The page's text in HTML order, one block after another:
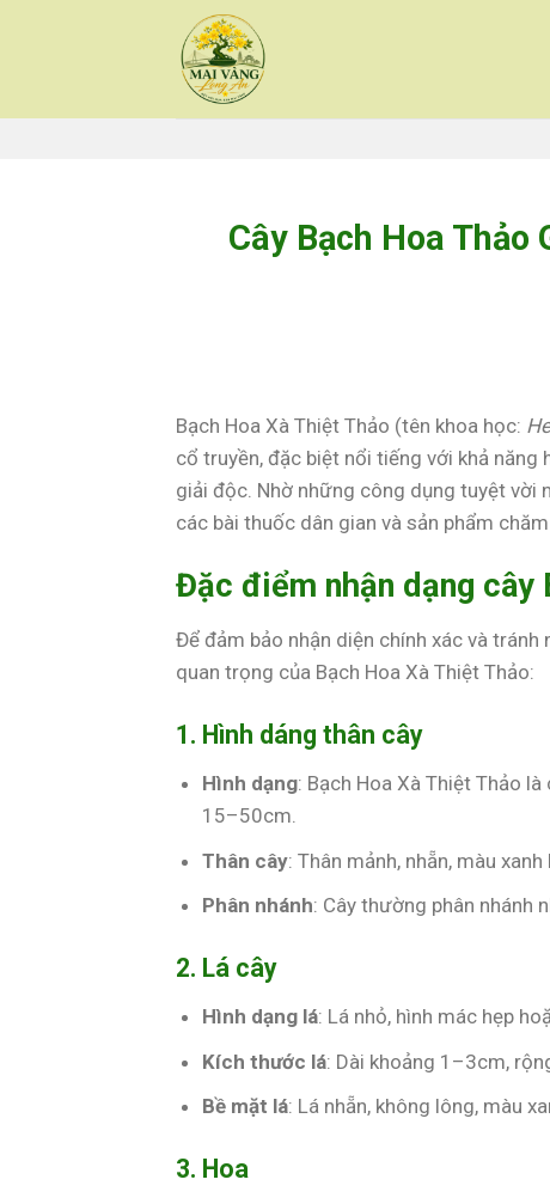
Cây Bạch Hoa
Bạch Hoa Xà Thiệt Thảo (tên khoa học:
cổ truyền, đặc biệt nổi tiếng với khả
giải độc. Nhờ những công dụng tuyệt vời
các bài thuốc dân gian và sản phẩm
Đặc điểm nhận dạng cây
Để đảm bảo nhận diện chính xác và
quan trọng của Bạch Hoa Xà Thiệt Thảo:
1. Hình dáng thân cây
Hình dạng: Bạch Hoa Xà Thiệt Thảo
15–50cm.
Thân cây: Thân mảnh, nhẵn, màu
Phân nhánh: Cây thường phân nhánh
2. Lá cây
Hình dạng lá: Lá nhỏ, hình mác hẹp
Kích thước lá: Dài khoảng 1–3cm,
Bề mặt lá: Lá nhẵn, không lông, màu
3. Hoa